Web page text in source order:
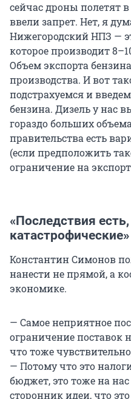
сейчас дроны полетят
ввели запрет. Нет, я
Нижегородский НПЗ —
которое производит
Объем экспорта бензина
производства. И вот
подстрахуемся и
бензина. Дизель у нас
гораздо больших
правительства есть
(если предположить
ограничение на
«Последствия
катастрофические»
Константин Симонов
нанести не прямой, а
экономике.
— Самое неприятное
ограничение поставок
что тоже
— Потому что это
бюджет, это тоже на
сторонник идеи, что